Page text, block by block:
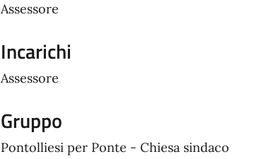
Assessore
Incarichi
Assessore
Gruppo
Pontolliesi per Ponte - Chiesa sindaco